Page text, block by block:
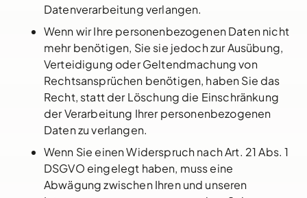
Datenverarbeitung verlangen.
Wenn wir Ihre personenbezogenen Daten nicht
mehr benötigen, Sie sie jedoch zur Ausübung,
Verteidigung oder Geltendmachung von
Rechtsansprüchen benötigen, haben Sie das
Recht, statt der Löschung die Einschränkung
der Verarbeitung Ihrer personenbezogenen
Daten zu verlangen.
Wenn Sie einen Widerspruch nach Art. 21 Abs. 1
DSGVO eingelegt haben, muss eine
Abwägung zwischen Ihren und unseren